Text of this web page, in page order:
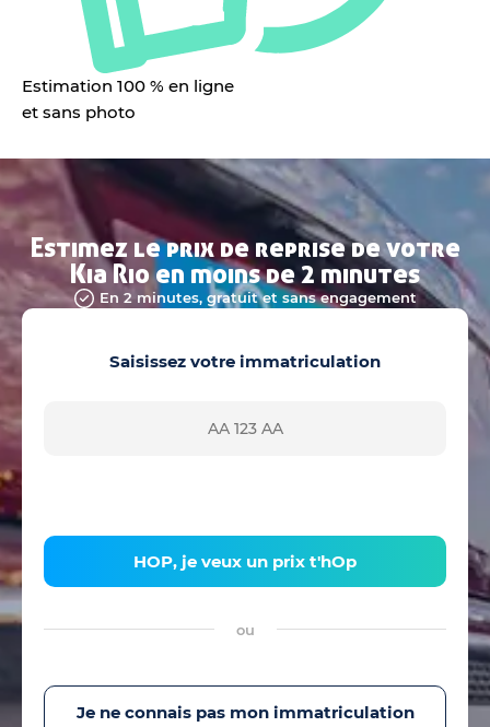
Estimation 100 % en ligne
et sans photo
Estimez le prix de reprise de votre
Kia Rio en moins de 2 minutes
En 2 minutes, gratuit et sans engagement
Saisissez votre immatriculation
HOP, je veux un prix t'hOp
ou
Je ne connais pas mon immatriculation